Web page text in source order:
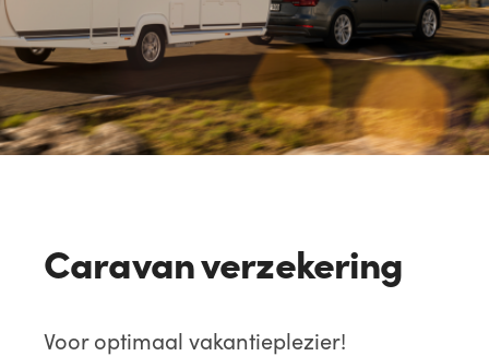
Caravan verzekering
Voor optimaal vakantieplezier!